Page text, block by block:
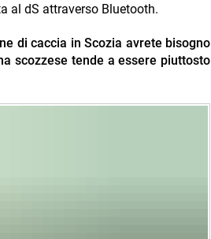
al dS attraverso Bluetooth.
di caccia in Scozia avrete bisogno
scozzese tende a essere piuttosto